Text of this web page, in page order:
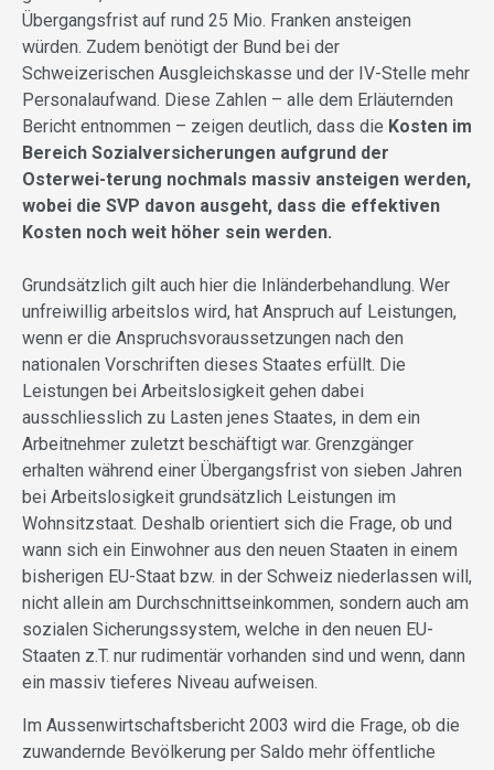
Übergangsfrist auf rund 25 Mio. Franken ansteigen
würden. Zudem benötigt der Bund bei der
Schweizerischen Ausgleichskasse und der IV-Stelle mehr
Personalaufwand. Diese Zahlen – alle dem Erläuternden
Bericht entnommen – zeigen deutlich, dass die Kosten im
Bereich Sozialversicherungen aufgrund der
Osterwei-terung nochmals massiv ansteigen werden,
wobei die SVP davon ausgeht, dass die effektiven
Kosten noch weit höher sein werden.
Grundsätzlich gilt auch hier die Inländerbehandlung. Wer
unfreiwillig arbeitslos wird, hat Anspruch auf Leistungen,
wenn er die Anspruchsvoraussetzungen nach den
nationalen Vorschriften dieses Staates erfüllt. Die
Leistungen bei Arbeitslosigkeit gehen dabei
ausschliesslich zu Lasten jenes Staates, in dem ein
Arbeitnehmer zuletzt beschäftigt war. Grenzgänger
erhalten während einer Übergangsfrist von sieben Jahren
bei Arbeitslosigkeit grundsätzlich Leistungen im
Wohnsitzstaat. Deshalb orientiert sich die Frage, ob und
wann sich ein Einwohner aus den neuen Staaten in einem
bisherigen EU-Staat bzw. in der Schweiz niederlassen will,
nicht allein am Durchschnittseinkommen, sondern auch am
sozialen Sicherungssystem, welche in den neuen EU-
Staaten z.T. nur rudimentär vorhanden sind und wenn, dann
ein massiv tieferes Niveau aufweisen.
Im Aussenwirtschaftsbericht 2003 wird die Frage, ob die
zuwandernde Bevölkerung per Saldo mehr öffentliche